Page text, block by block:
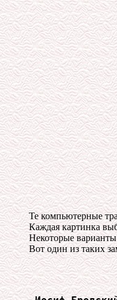
Те компьютерные
Каждая картинка
Некоторые
Вот один из таких